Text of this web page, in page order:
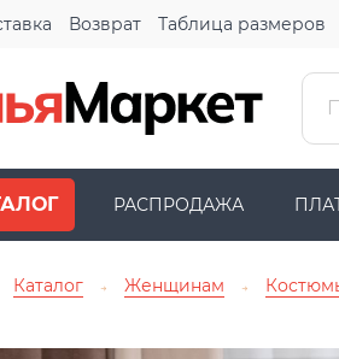
Возврат Таблица размеров
РАСПРОДАЖА
Каталог → Женщинам →